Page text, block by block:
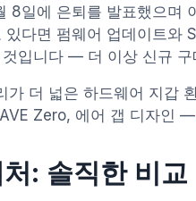
8일에 은퇴를 발표했으며
있다면 펌웨어 업데이트와
입니다 — 더 이상 신규
가 더 넓은 하드웨어 지갑
Zero, 에어 갭 디자인 —
: 솔직한 비교